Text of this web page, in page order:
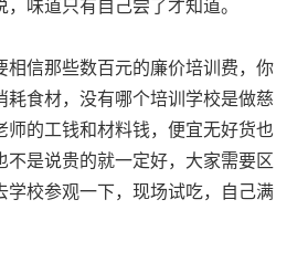
味道只有自己尝了才知道。
相信那些数百元的廉价培训费，你
耗食材，没有哪个培训学校是做慈
师的工钱和材料钱，便宜无好货也
不是说贵的就一定好，大家需要区
学校参观一下，现场试吃，自己满